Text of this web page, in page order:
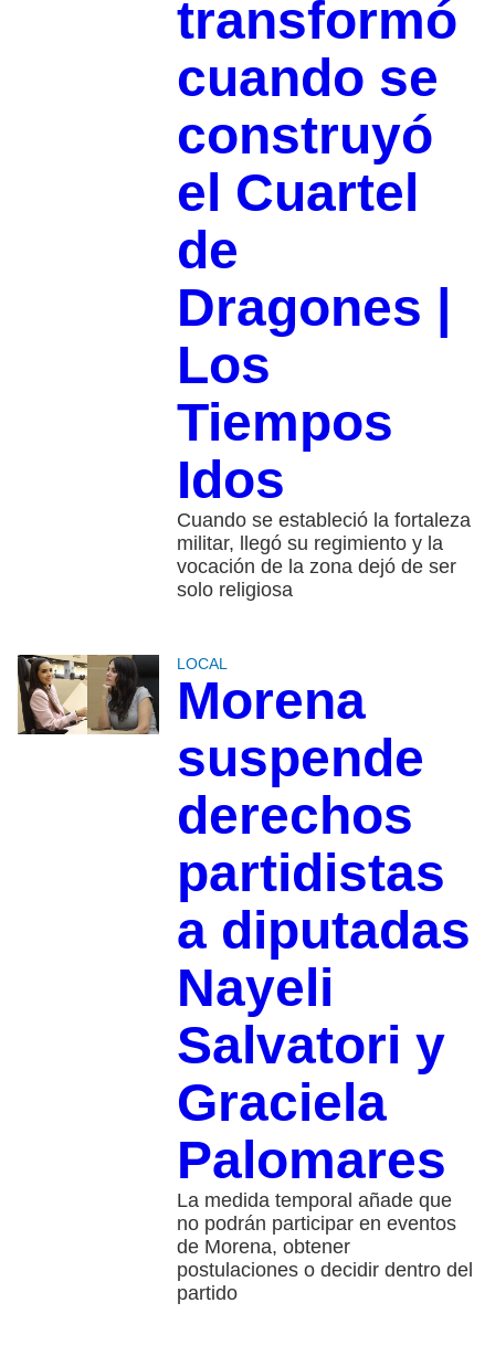
transformó
cuando se
construyó
el Cuartel
de
Dragones |
Los
Tiempos
Idos
Cuando se estableció la fortaleza
militar, llegó su regimiento y la
vocación de la zona dejó de ser
solo religiosa
LOCAL
Morena
suspende
derechos
partidistas
a diputadas
Nayeli
Salvatori y
Graciela
Palomares
La medida temporal añade que
no podrán participar en eventos
de Morena, obtener
postulaciones o decidir dentro del
partido